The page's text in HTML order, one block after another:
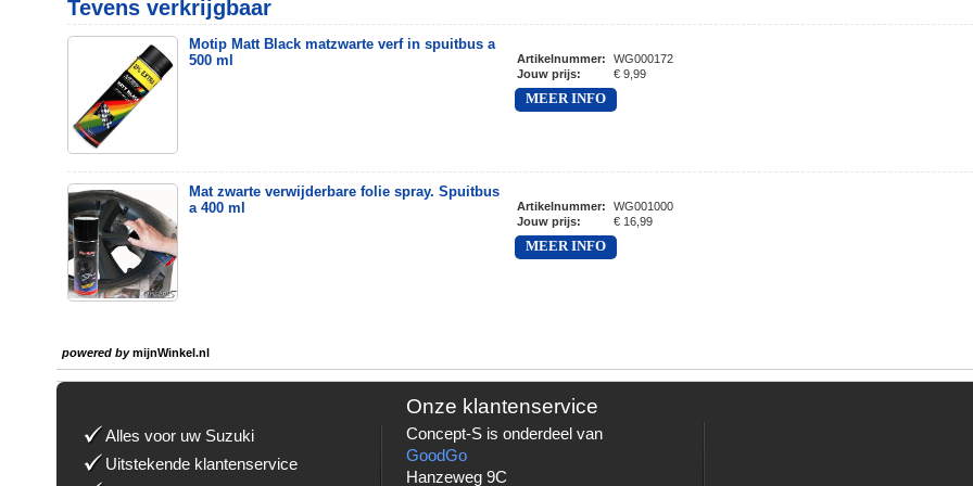
Tevens verkrijgbaar
Motip Matt Black matzwarte verf in spuitbus a
500 ml
Artikelnummer:
WG000172
Jouw prijs: € 9,99
MEER INFO
Mat zwarte verwijderbare folie spray. Spuitbus
a 400 ml
Artikelnummer:
WG001000
Jouw prijs: € 16,99
MEER INFO
powered bymijnWinkel.nl
Alles voor uw Suzuki
Uitstekende klantenservice
Onze klantenservice
Concept-S is onderdeel van
GoodGo
Hanzeweg 9C